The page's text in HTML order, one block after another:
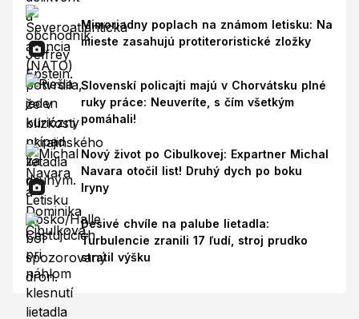
Mimoriadny poplach na známom letisku: Na
mieste zasahujú protiteroristické zložky
Slovenskí policajti majú v Chorvátsku plné
ruky práce: Neuveríte, s čím všetkým
pomáhali!
Nový život po Cibulkovej: Expartner Michal
Navara otočil list! Druhý dych po boku
Iryny
Desivé chvíle na palube lietadla:
Turbulencie zranili 17 ľudí, stroj prudko
stratil výšku